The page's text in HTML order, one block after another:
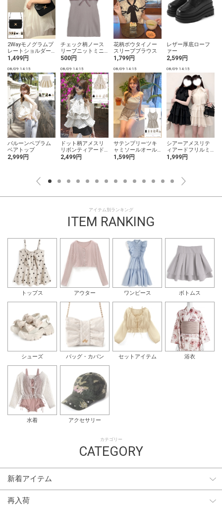
2Wayモノグラムプ
レートショルダー
バッグ
1,499円
チェック柄ノース
リーブニットミニ
ワンピース
500円
花柄ボウタイノー
スリーブブラウス
1,799円
レザー厚底ローフ
ァー
2,599円
08/09 14:15
バルーンペプラム
ベアトップ
2,999円
08/09 14:15
ドット柄アメスリ
リボンティアード
ウェーブフリルブ
2,499円
08/09 14:15
サテンプリーツキ
ャミソールオール
インワン
1,599円
08/09 14:15
シアーアメスリテ
ィアードフリルミ
ニワンピース
1,999円
アイテム別ランキング
ITEM RANKING
トップス アウター ワンピース ボトムス
シューズ バッグ・カバン セットアイテム 浴衣
水着 アクセサリー
カテゴリー
CATEGORY
新着アイテム
再入荷